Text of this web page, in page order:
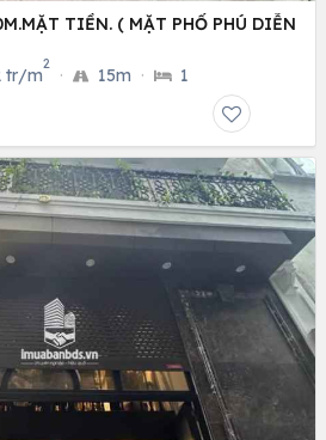
TIỀN. ( MẶT PHỐ PHÚ DIỄN
tr/m
2
· 15m · 1